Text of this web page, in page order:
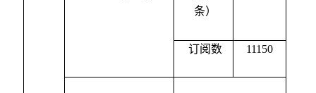
条）
订阅数 11150